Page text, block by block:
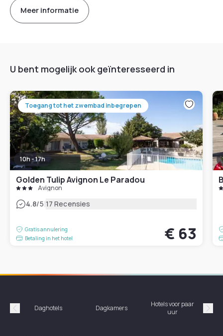
Meer informatie
U bent mogelijk ook geïnteresseerd in
Toegang tot het zwembad inbegrepen
10h - 17h
Golden Tulip Avignon Le Paradou
Avignon
4.8/5|17 Recensies
Gratis annulering
Betaling in het hotel
€ 63
Précédent
Daghotels Dagkamers
Hotels voor paar
uur